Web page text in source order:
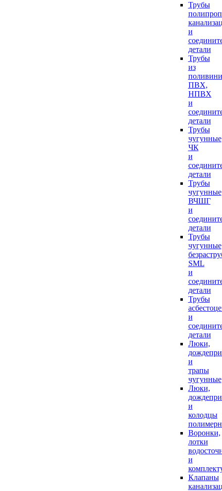
Трубы
и
детали
Трубы
из
ПВХ,
НПВХ
и
детали
Трубы
чугунные
ЧК
и
детали
Трубы
чугунные
ВЧШГ
и
детали
Трубы
чугунные
SML
и
детали
Трубы
и
детали
Люки,
и
трапы
чугунные
Люки,
и
колодцы
Воронки,
лотки
и
Клапаны